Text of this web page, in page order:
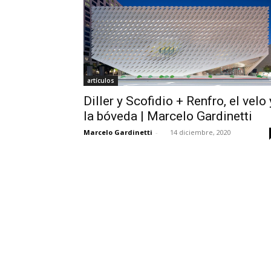
artículos
Diller y Scofidio + Renfro, el velo
la bóveda | Marcelo Gardinetti
Marcelo Gardinetti - 14 diciembre, 2020